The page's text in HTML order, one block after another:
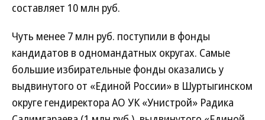
составляет 10 млн руб.
Чуть менее 7 млн руб. поступили в фонды
кандидатов в одномандатных округах. Самые
большие избирательные фонды оказались у
выдвинутого от «Единой России» в Шуртыгинском
округе гендиректора АО УК «Унистрой» Радика